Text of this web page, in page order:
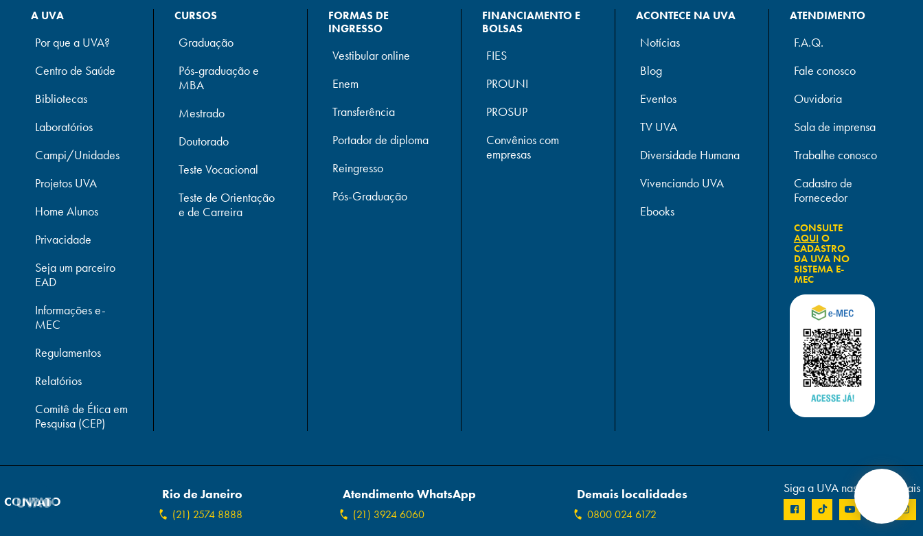
A UVA
Por que a UVA?
Centro de Saúde
Bibliotecas
Laboratórios
Campi/Unidades
Projetos UVA
Home Alunos
Privacidade
Seja um parceiro
EAD
Informações e-
MEC
Regulamentos
Relatórios
Comitê de Ética em
Pesquisa (CEP)
CURSOS
Graduação
Pós-graduação e
MBA
Mestrado
Doutorado
Teste Vocacional
Teste de Orientação
e de Carreira
FORMAS DE
INGRESSO
Vestibular online
Enem
Transferência
Portador de diploma
Reingresso
Pós-Graduação
FINANCIAMENTO E
BOLSAS
FIES
PROUNI
PROSUP
Convênios com
empresas
ACONTECE NA UVA
Notícias
Blog
Eventos
TV UVA
Diversidade Humana
Vivenciando UVA
Ebooks
ATENDIMENTO
F.A.Q.
Fale conosco
Ouvidoria
Sala de imprensa
Trabalhe conosco
Cadastro de
Fornecedor
CONSULTE
AQUIO
CADASTRO
DA UVA NO
SISTEMA E-
MEC
CONTATO Rio de Janeiro
(21) 2574 8888
Atendimento WhatsApp
(21) 3924 6060
Demais localidades
0800 024 6172
Siga a UVA nas redes sociais